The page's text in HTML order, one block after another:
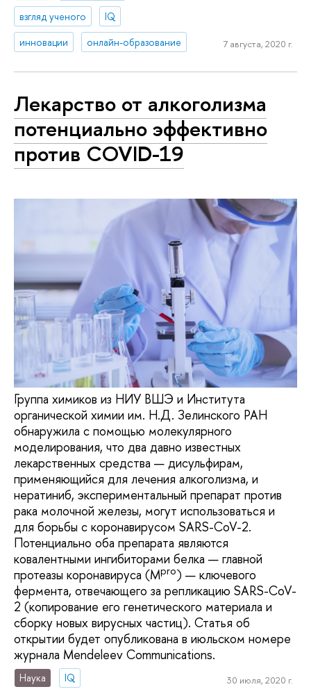
взгляд ученого
IQ
инновации
онлайн-образование 7 августа, 2020 г.
Лекарство от алкоголизма
потенциально эффективно
против COVID-19
Группа химиков из НИУ ВШЭ и Института
органической химии им. Н.Д. Зелинского РАН
обнаружила с помощью молекулярного
моделирования, что два давно известных
лекарственных средства — дисульфирам,
применяющийся для лечения алкоголизма, и
нератиниб, экспериментальный препарат против
рака молочной железы, могут использоваться и
для борьбы с коронавирусом SARS-CoV-2.
Потенциально оба препарата являются
ковалентными ингибиторами белка — главной
протеазы коронавируса (Mpro) — ключевого
фермента, отвечающего за репликацию SARS-CoV-
2 (копирование его генетического материала и
сборку новых вирусных частиц). Статья об
открытии будет опубликована в июльском номере
журнала Mendeleev Communications.
Наука IQ 30 июля, 2020 г.